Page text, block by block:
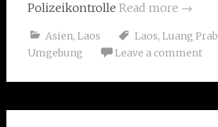
Polizeikontrolle Read more →
Asien, Laos Laos, Luang
Umgebung
Leave a comment